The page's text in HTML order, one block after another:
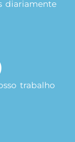
diariamente
trabalho